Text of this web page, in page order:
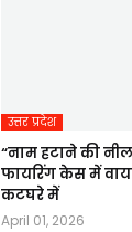
उत्तर प्रदेश
“नाम हटाने की
फायरिंग केस में
कटघरे में
April 01, 2026